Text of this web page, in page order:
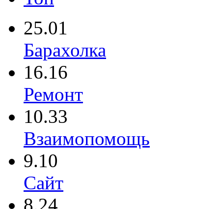
25.01
Барахолка
16.16
Ремонт
10.33
Взаимопомощь
9.10
Сайт
8.24